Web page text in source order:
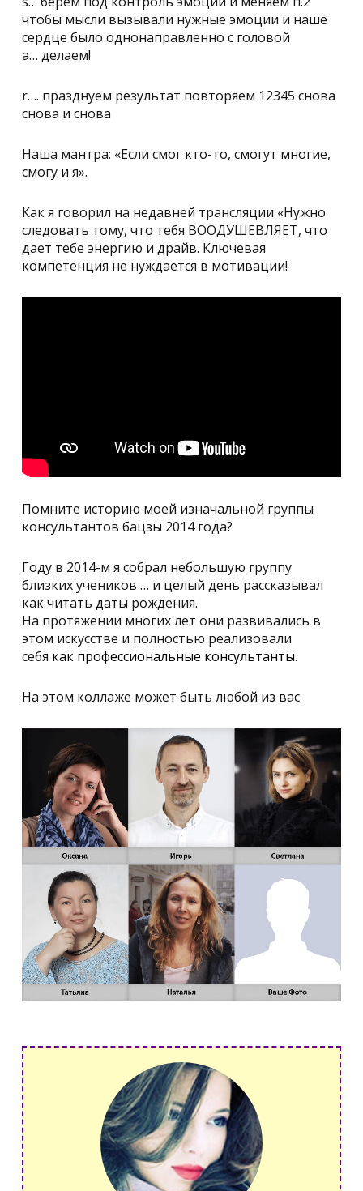
чтобы мысли вызывали нужные эмоции и наше
сердце было однонаправленно с головой
a… делаем!
r…. празднуем результат повторяем 12345 снова
снова и снова
Наша мантра: «Если смог кто-то, смогут многие,
смогу и я».
Как я говорил на недавней трансляции «Нужно
следовать тому, что тебя ВООДУШЕВЛЯЕТ, что
дает тебе энергию и драйв. Ключевая
компетенция не нуждается в мотивации!
Помните историю моей изначальной группы
консультантов бацзы 2014 года?
Году в 2014-м я собрал небольшую группу
близких учеников … и целый день рассказывал
как читать даты рождения.
На протяжении многих лет они развивались в
этом искусстве и полностью реализовали
себя как профессиональные консультанты.
На этом коллаже может быть любой из вас